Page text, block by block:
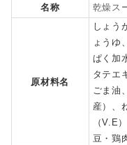
名称
乾燥ス
原材料名
しょう
ょうゆ
ぱく加
タテエ
ごま油
産）、
（V.E
豆・鶏